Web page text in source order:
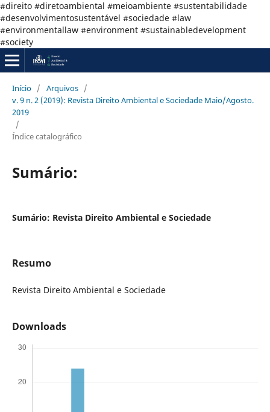
#direito #diretoambiental #meioambiente #sustentabilidade
#desenvolvimentosustentável #sociedade #law
#environmentallaw #environment #sustainabledevelopment
#society
Início / Arquivos /
v. 9 n. 2 (2019): Revista Direito Ambiental e Sociedade Maio/Agosto.
2019
/
Índice catalográfico
Sumário:
Sumário: Revista Direito Ambiental e Sociedade
Resumo
Revista Direito Ambiental e Sociedade
Downloads